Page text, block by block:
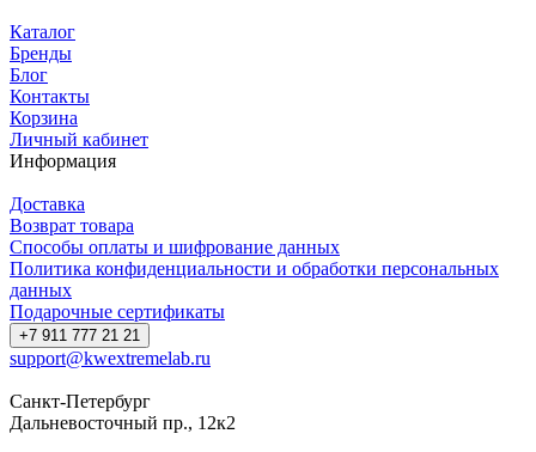
Каталог
Бренды
Блог
Контакты
Корзина
Личный кабинет
Информация
Доставка
Возврат товара
Способы оплаты и шифрование данных
Политика конфиденциальности и обработки персональных
данных
Подарочные сертификаты
+7 911 777 21 21
support@kwextremelab.ru
Санкт-Петербург
Дальневосточный пр., 12к2